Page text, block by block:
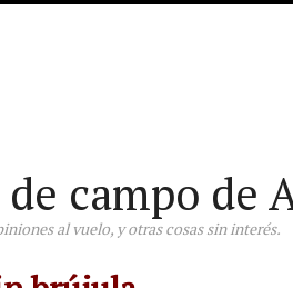
campo de
al vuelo, y otras cosas sin interés.